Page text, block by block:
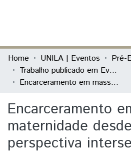
Communities & Collections
All of DSpace
Home UNILA | Eventos
Trabalho publicado em Evento
Encarceramento em massa e maternidade desde a perspectiva interseccional
Encarceramento
maternidade
perspectiva